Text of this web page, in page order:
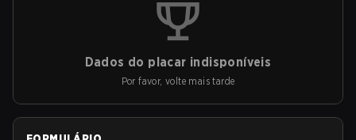
Dados do placar indisponíveis
Por favor, volte mais tarde